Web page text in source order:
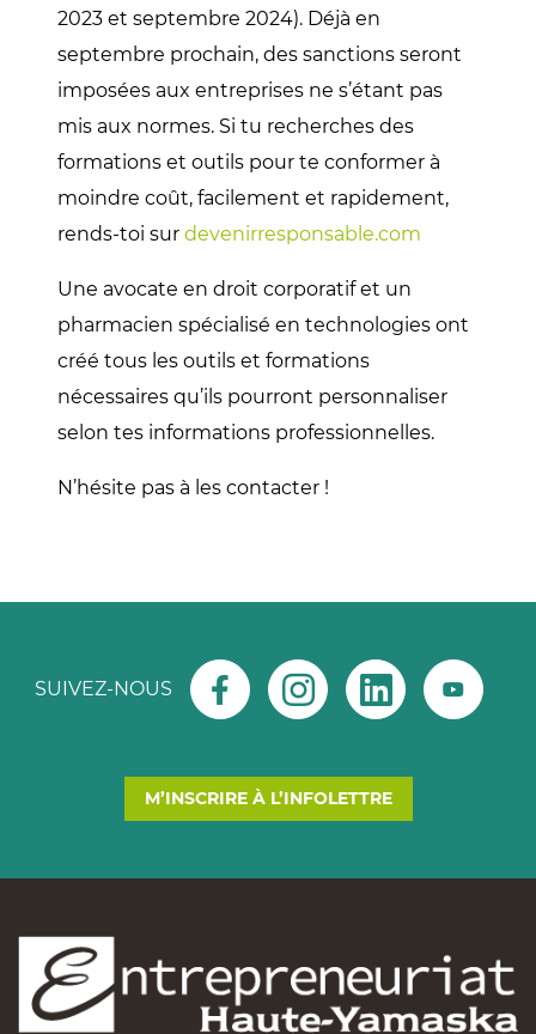
2023 et septembre 2024). Déjà en
septembre prochain, des sanctions seront
imposées aux entreprises ne s’étant pas
mis aux normes. Si tu recherches des
formations et outils pour te conformer à
moindre coût, facilement et rapidement,
rends-toi surdevenirresponsable.com
Une avocate en droit corporatif et un
pharmacien spécialisé en technologies ont
créé tous les outils et formations
nécessaires qu’ils pourront personnaliser
selon tes informations professionnelles.
N’hésite pas à les contacter !
SUIVEZ-NOUS
M’INSCRIRE À L’INFOLETTRE